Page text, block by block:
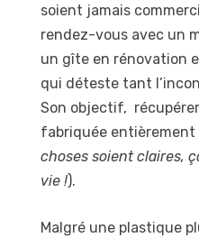
soient jamais
rendez-vous avec un
un gîte en rénovation
qui déteste tant
Son objectif,
fabriquée entièrement
choses soient claires,
vie !).
Malgré une plastique